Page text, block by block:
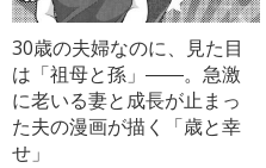
30歳の夫婦なのに、見た目
は「祖母と孫」――。急激
に老いる妻と成長が止まっ
た夫の漫画が描く「歳と幸
せ」